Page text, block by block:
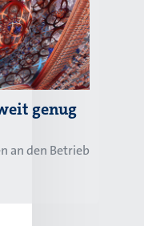
genug
an den Betrieb